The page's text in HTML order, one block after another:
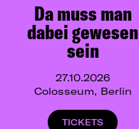
Da muss man
dabei gewesen
sein
27.10.2026
Colosseum, Berlin
TICKETS